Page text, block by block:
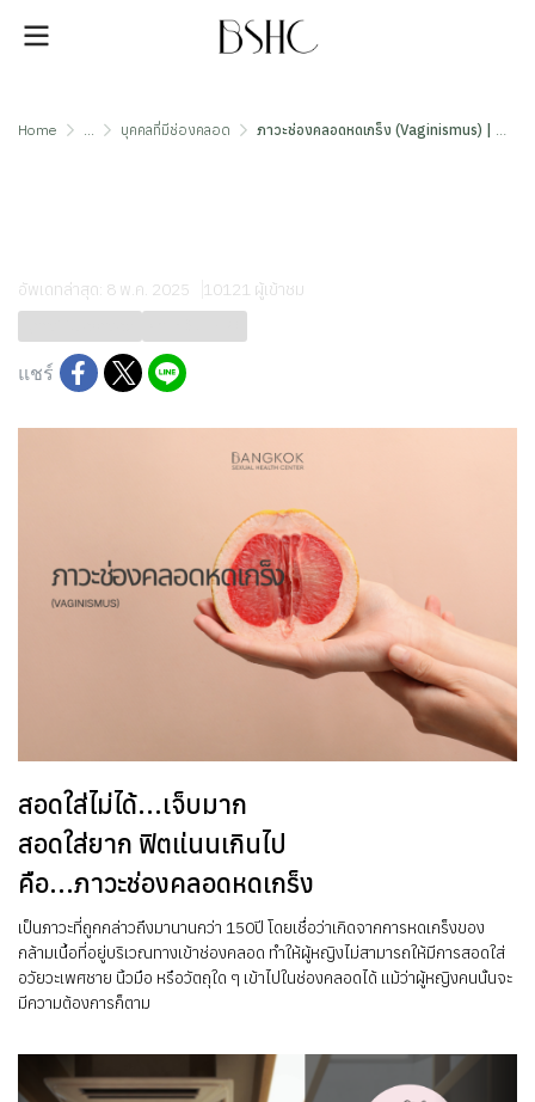
Home ... บุคคลที่มีช่องคลอด ภาวะช่องคลอดหดเกร็ง (Vaginismus) | BSHC
อัพเดทล่าสุด: 8 พ.ค. 2025 10121 ผู้เข้าชม
แชร์
สอดใส่ไม่ได้...เจ็บมาก
สอดใส่ยาก ฟิตแ่นนเกินไป
คือ...ภาวะช่องคลอดหดเกร็ง
เป็นภาวะที่ถูกกล่าวถึงมานานกว่า 150ปี โดยเชื่อว่าเกิดจากการหดเกร็งของ
กล้ามเนื้อที่อยู่บริเวณทางเข้าช่องคลอด ทำให้ผู้หญิงไม่สามารถให้มีการสอดใส่
อวัยวะเพศชาย นิ้วมือ หรือวัตถุใด ๆ เข้าไปในช่องคลอดได้ แม้ว่าผู้หญิงคนนั้นจะ
มีความต้องการก็ตาม